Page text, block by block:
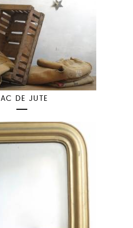
DE JUTE